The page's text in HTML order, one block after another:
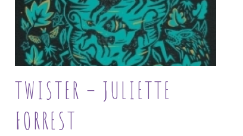
TWISTER – JULIETTE
FORREST